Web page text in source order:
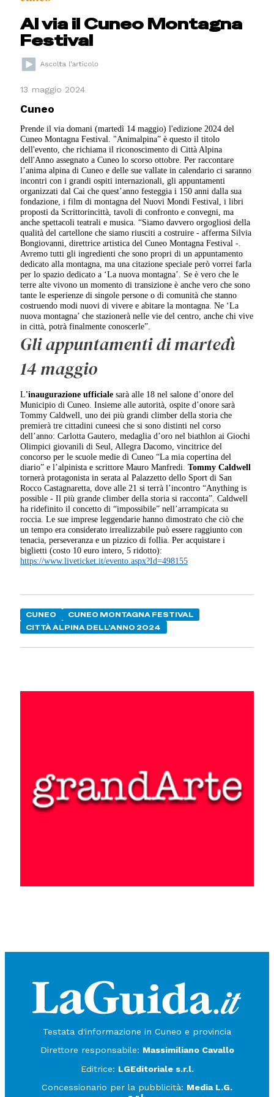
Al via il Cuneo Montagna
Festival
13 maggio 2024
Cuneo
Prende il via domani (martedì 14 maggio) l'edizione 2024 del
Cuneo Montagna Festival. "Animalpina” è questo il titolo
dell'evento, che richiama il riconoscimento di Città Alpina
dell'Anno assegnato a Cuneo lo scorso ottobre. Per raccontare
l’anima alpina di Cuneo e delle sue vallate in calendario ci saranno
incontri con i grandi ospiti internazionali, gli appuntamenti
organizzati dal Cai che quest’anno festeggia i 150 anni dalla sua
fondazione, i film di montagna del Nuovi Mondi Festival, i libri
proposti da Scrittorincittà, tavoli di confronto e convegni, ma
anche spettacoli teatrali e musica. “Siamo davvero orgogliosi della
qualità del cartellone che siamo riusciti a costruire - afferma Silvia
Bongiovanni, direttrice artistica del Cuneo Montagna Festival -.
Avremo tutti gli ingredienti che sono propri di un appuntamento
dedicato alla montagna, ma una citazione speciale però vorrei farla
per lo spazio dedicato a ‘La nuova montagna’. Se è vero che le
terre alte vivono un momento di transizione è anche vero che sono
tante le esperienze di singole persone o di comunità che stanno
costruendo modi nuovi di vivere e abitare la montagna. Ne ‘La
nuova montagna’ che stazionerà nelle vie del centro, anche chi vive
in città, potrà finalmente conoscerle”.
Gli appuntamenti di martedì
14 maggio
L'inaugurazione ufficiale sarà alle 18 nel salone d’onore del
Municipio di Cuneo. Insieme alle autorità, ospite d’onore sarà
Tommy Caldwell, uno dei più grandi climber della storia che
premierà tre cittadini cuneesi che si sono distinti nel corso
dell’anno: Carlotta Gautero, medaglia d’oro nel biathlon ai Giochi
Olimpici giovanili di Seul, Allegra Dacomo, vincitrice del
concorso per le scuole medie di Cuneo “La mia copertina del
diario” e l’alpinista e scrittore Mauro Manfredi.Tommy Caldwell
tornerà protagonista in serata al Palazzetto dello Sport di San
Rocco Castagnaretta, dove alle 21 si terrà l’incontro “Anything is
possible - Il più grande climber della storia si racconta”. Caldwell
ha ridefinito il concetto di “impossibile” nell’arrampicata su
roccia. Le sue imprese leggendarie hanno dimostrato che ciò che
un tempo era considerato irrealizzabile può essere raggiunto con
tenacia, perseveranza e un pizzico di follia. Per acquistare i
biglietti (costo 10 euro intero, 5 ridotto):
https://www.liveticket.it/evento.aspx?Id=498155
CUNEO
CUNEO MONTAGNA FESTIVAL
CITTÀ ALPINA DELL'ANNO 2024
Testata d'informazione in Cuneo e provincia
Direttore responsabile: Massimiliano Cavallo
Editrice: LGEditoriale s.r.l.
Concessionario per la pubblicità: Media L.G.